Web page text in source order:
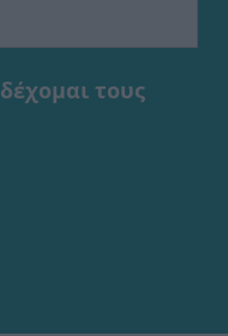
τους